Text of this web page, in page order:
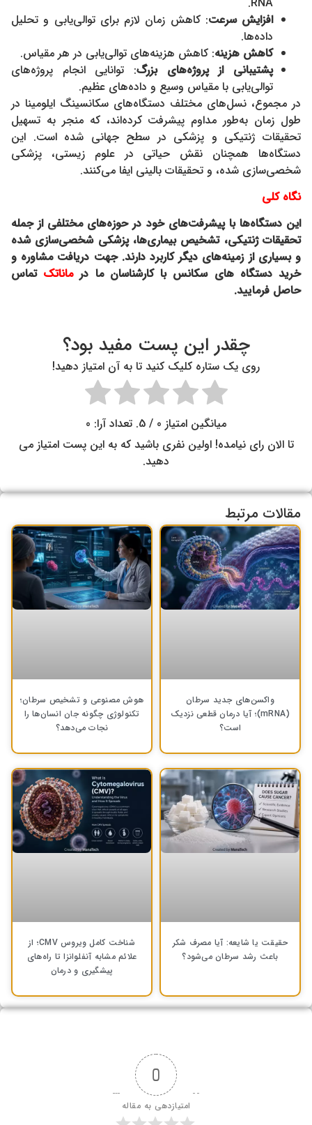
افزایش سرعت: کاهش زمان لازم برای توالی‌یابی و تحلیل
داده‌ها.
کاهش هزینه: کاهش هزینه‌های توالی‌یابی در هر مقیاس.
پشتیبانی از پروژه‌های بزرگ: توانایی انجام پروژه‌های
توالی‌یابی با مقیاس وسیع و داده‌های عظیم.
در مجموع، نسل‌های مختلف دستگاه‌های سکانسینگ ایلومینا در
طول زمان به‌طور مداوم پیشرفت کرده‌اند، که منجر به تسهیل
تحقیقات ژنتیکی و پزشکی در سطح جهانی شده است. این
دستگاه‌ها همچنان نقش حیاتی در علوم زیستی، پزشکی
شخصی‌سازی شده، و تحقیقات بالینی ایفا می‌کنند.
نگاه کلی
این دستگاه‌ها با پیشرفت‌های خود در حوزه‌های مختلفی از جمله
تحقیقات ژنتیکی، تشخیص بیماری‌ها، پزشکی شخصی‌سازی شده
و بسیاری از زمینه‌های دیگر کاربرد دارند. جهت دریافت مشاوره و
خرید دستگاه های سکانس با کارشناسان ما درماناتک تماس
حاصل فرمایید.
چقدر این پست مفید بود؟
روی یک ستاره کلیک کنید تا به آن امتیاز دهید!
میانگین امتیاز 0 / 5. تعداد آرا:
0
تا الان رای نیامده! اولین نفری باشید که به این پست امتیاز می
دهید.
مقالات مرتبط
واکسن‌های جدید سرطان
(mRNA)؛ آیا درمان قطعی نزدیک
است؟
هوش مصنوعی و تشخیص سرطان؛
تکنولوژی چگونه جان انسان‌ها را
نجات می‌دهد؟
حقیقت یا شایعه: آیا مصرف شکر
باعث رشد سرطان می‌شود؟
شناخت کامل ویروس CMV؛ از
علائم مشابه آنفلوانزا تا راه‌های
پیشگیری و درمان
0
امتیازدهی به مقاله